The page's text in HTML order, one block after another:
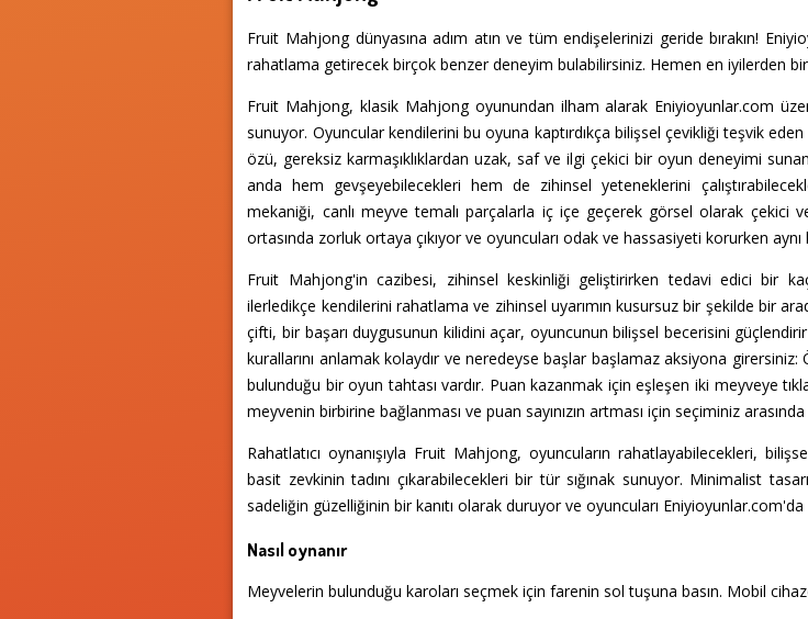
Fruit Mahjong dünyasına adım atın ve tüm endişelerinizi geride bırakın!
rahatlama getirecek birçok benzer deneyim bulabilirsiniz. Hemen en iyilerden
Fruit Mahjong, klasik Mahjong oyunundan ilham alarak Eniyioyunlar.com
sunuyor. Oyuncular kendilerini bu oyuna kaptırdıkça bilişsel çevikliği teşvik
özü, gereksiz karmaşıklıklardan uzak, saf ve ilgi çekici bir oyun deneyimi
anda hem gevşeyebilecekleri hem de zihinsel yeteneklerini
mekaniği, canlı meyve temalı parçalarla iç içe geçerek görsel olarak çekici
ortasında zorluk ortaya çıkıyor ve oyuncuları odak ve hassasiyeti korurken
Fruit Mahjong'in cazibesi, zihinsel keskinliği geliştirirken tedavi edici bir
ilerledikçe kendilerini rahatlama ve zihinsel uyarımın kusursuz bir şekilde bir
çifti, bir başarı duygusunun kilidini açar, oyuncunun bilişsel becerisini
kurallarını anlamak kolaydır ve neredeyse başlar başlamaz aksiyona
bulunduğu bir oyun tahtası vardır. Puan kazanmak için eşleşen iki meyveye
meyvenin birbirine bağlanması ve puan sayınızın artması için seçiminiz
Rahatlatıcı oynanışıyla Fruit Mahjong, oyuncuların rahatlayabilecekleri,
basit zevkinin tadını çıkarabilecekleri bir tür sığınak sunuyor. Minimalist
sadeliğin güzelliğinin bir kanıtı olarak duruyor ve oyuncuları
Nasıl oynanır
Meyvelerin bulunduğu karoları seçmek için farenin sol tuşuna basın. Mobil